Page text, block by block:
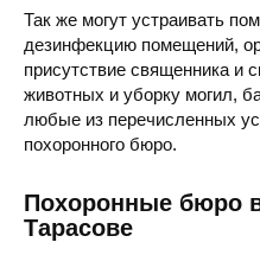
Так же могут устраивать
дезинфекцию помещений,
присутствие священника и
животных и уборку могил,
любые из перечисленных
похоронного бюро.
Похоронные бюро
Тарасове